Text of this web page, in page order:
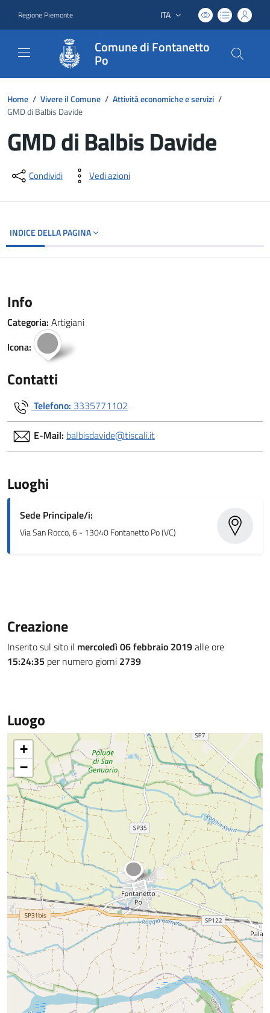
Regione Piemonte Lingua attiva:
ITA
Comune di Fontanetto
Po
Home / Vivere il Comune / Attività economiche e servizi /
GMD di Balbis Davide
GMD di Balbis Davide
Dettagli del documento
Condividi Vedi azioni
INDICE DELLA PAGINA
Info
Categoria: Artigiani
Icona:
Contatti
Telefono: 3335771102
E-Mail: balbisdavide@tiscali.it
Luoghi
Sede Principale/i:
Via San Rocco, 6 - 13040 Fontanetto Po (VC)
Creazione
Inserito sul sito il mercoledì 06 febbraio 2019alle ore
15:24:35 per numero giorni 2739
Luogo
+
−